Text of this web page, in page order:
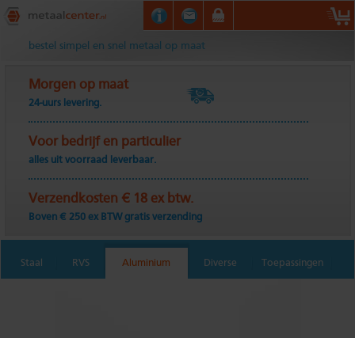
Metaalcenter.nl
bestel simpel en snel metaal op maat
Morgen op maat
24-uurs levering.
Voor bedrijf en particulier
alles uit voorraad leverbaar.
Verzendkosten € 18 ex btw.
Boven € 250 ex BTW gratis verzending
Staal RVS Aluminium Diverse Toepassingen